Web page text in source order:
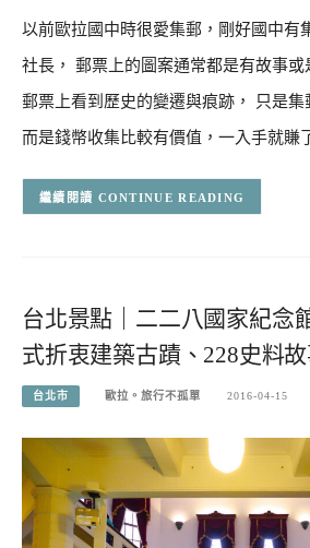
以前歐拉國中時很愛集郵，剛好國中有
社長， 郵票上的圖案通常都是有故事或
郵票上看到歷史的變遷與痕跡， 只是集
而是錢幣收集比較有價值，一入手就賺
CONTINUE READING
台北景點｜二二八國家紀念
式折衷建築古蹟、228史料故
台北市 歐拉。旅行不孤單 2016-04-15